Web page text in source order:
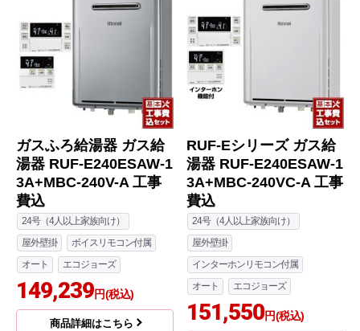
ガスふろ給湯器 ガス給
湯器 RUF-E240ESAW-1
3A+MBC-240V-A 工事
費込
24号（4人以上家族向け）
屋外壁掛
ボイスリモコン付属
オート
エコジョーズ
149,239円(税込)
商品詳細はこちら
RUF-Eシリーズ ガス給
湯器 RUF-E240ESAW-1
3A+MBC-240VC-A 工事
費込
24号（4人以上家族向け）
屋外壁掛
インターホンリモコン付属
オート
エコジョーズ
151,550円(税込)